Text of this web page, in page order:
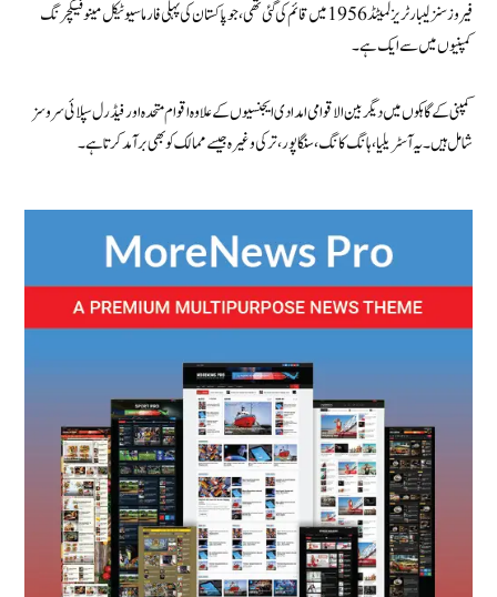
فیروز سنز لیبارٹریز لمیٹڈ 1956 میں قائم کی گئی تھی، جو پاکستان کی پہلی فارماسیوٹیکل مینوفیکچرنگ
کمپنیوں میں سے ایک ہے۔
کمپنی کے گاہکوں میں دیگر بین الاقوامی امدادی ایجنسیوں کے علاوہ اقوام متحدہ اور فیڈرل سپلائی سروسز
شامل ہیں۔ یہ آسٹریلیا ، ہانگ کانگ ، سنگاپور ، ترکی وغیرہ جیسے ممالک کو بھی برآمد کرتا ہے۔